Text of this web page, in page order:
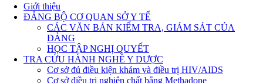
Giới thiệu
ĐẢNG BỘ CƠ QUAN SỞ Y TẾ
CÁC VĂN BẢN KIỂM TRA, GIÁM SÁT CỦA
ĐẢNG
HỌC TẬP NGHỊ QUYẾT
TRA CỨU HÀNH NGHỀ Y DƯỢC
Cơ sở đủ điều kiện khám và điều trị HIV/AIDS
Cơ sở điều trị nghiện chất bằng Methadone